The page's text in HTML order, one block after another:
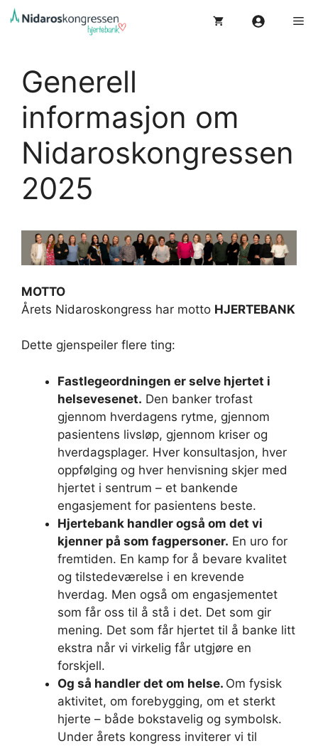
Hopp
Generell
informasjon om
Nidaroskongressen
2025
MOTTO
Årets Nidaroskongress har motto HJERTEBANK
Dette gjenspeiler flere ting:
Fastlegeordningen er selve hjertet i
helsevesenet. Den banker trofast
gjennom hverdagens rytme, gjennom
pasientens livsløp, gjennom kriser og
hverdagsplager. Hver konsultasjon, hver
oppfølging og hver henvisning skjer med
hjertet i sentrum – et bankende
engasjement for pasientens beste.
Hjertebank handler også om det vi
kjenner på som fagpersoner. En uro for
fremtiden. En kamp for å bevare kvalitet
og tilstedeværelse i en krevende
hverdag. Men også om engasjementet
som får oss til å stå i det. Det som gir
mening. Det som får hjertet til å banke litt
ekstra når vi virkelig får utgjøre en
forskjell.
Og så handler det om helse. Om fysisk
aktivitet, om forebygging, om et sterkt
hjerte – både bokstavelig og symbolsk.
Under årets kongress inviterer vi til